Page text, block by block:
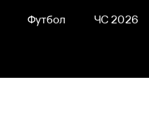
Футбол ЧС 2026